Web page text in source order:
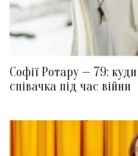
Софії Ротару — 79:
співачка під час війни